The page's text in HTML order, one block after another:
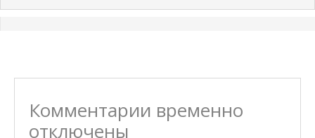
Комментарии временно
отключены